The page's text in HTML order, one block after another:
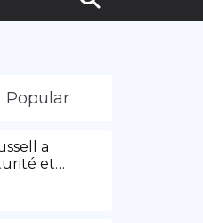
Popular
a
et
de Russell